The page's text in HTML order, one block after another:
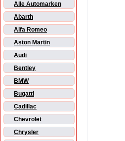
Alle Automarken
Abarth
Alfa Romeo
Aston Martin
Audi
Bentley
BMW
Bugatti
Cadillac
Chevrolet
Chrysler